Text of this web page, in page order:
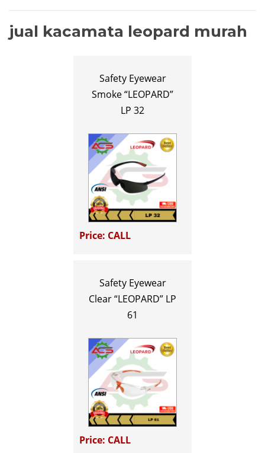
jual kacamata leopard murah
Safety Eyewear
Smoke “LEOPARD”
LP 32
Price: CALL
Safety Eyewear
Clear “LEOPARD” LP
61
Price: CALL